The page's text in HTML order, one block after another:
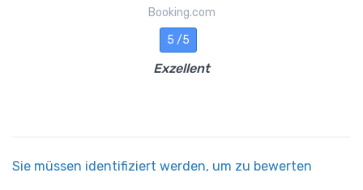
Booking.com
5 /5
Exzellent
Sie müssen identifiziert werden, um zu bewerten